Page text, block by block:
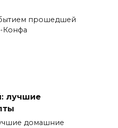
прошедшей
Конфа
лучшие
домашние